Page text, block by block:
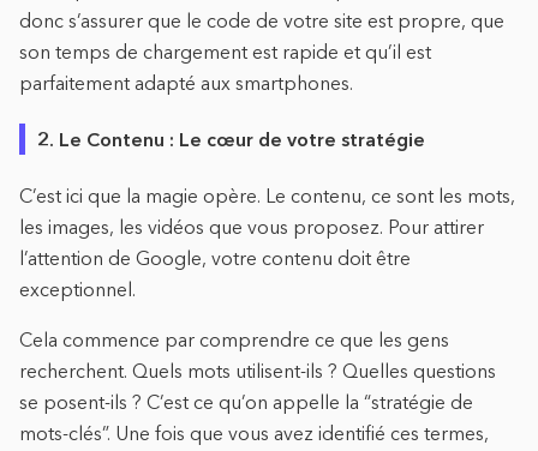
donc s’assurer que le code de votre site est propre, que
son temps de chargement est rapide et qu’il est
parfaitement adapté aux smartphones.
2. Le Contenu : Le cœur de votre stratégie
C’est ici que la magie opère. Le contenu, ce sont les mots,
les images, les vidéos que vous proposez. Pour attirer
l’attention de Google, votre contenu doit être
exceptionnel.
Cela commence par comprendre ce que les gens
recherchent. Quels mots utilisent-ils ? Quelles questions
se posent-ils ? C’est ce qu’on appelle la “stratégie de
mots-clés”. Une fois que vous avez identifié ces termes,